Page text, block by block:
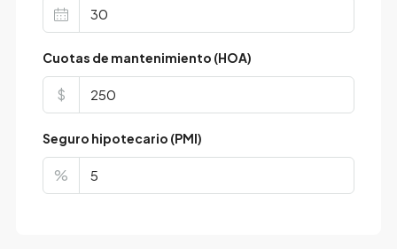
Cuotas de mantenimiento (HOA)
$
Seguro hipotecario (PMI)
%